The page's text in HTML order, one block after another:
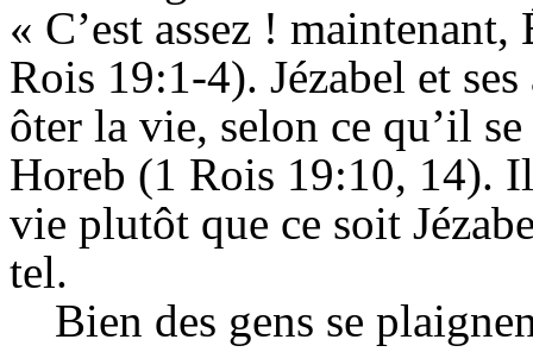
« C’est assez !
Rois 19:1-4). Jézabel et
ôter la vie, selon ce qu’il
Horeb (1 Rois 19:10, 14).
vie plutôt que ce soit
tel.
Bien des gens se